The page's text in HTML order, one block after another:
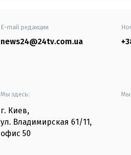
E-mail редакции
news24@24tv.com.ua
Мы здесь:
г. Киев,
ул. Владимирская 61/11,
офис 50
Мы